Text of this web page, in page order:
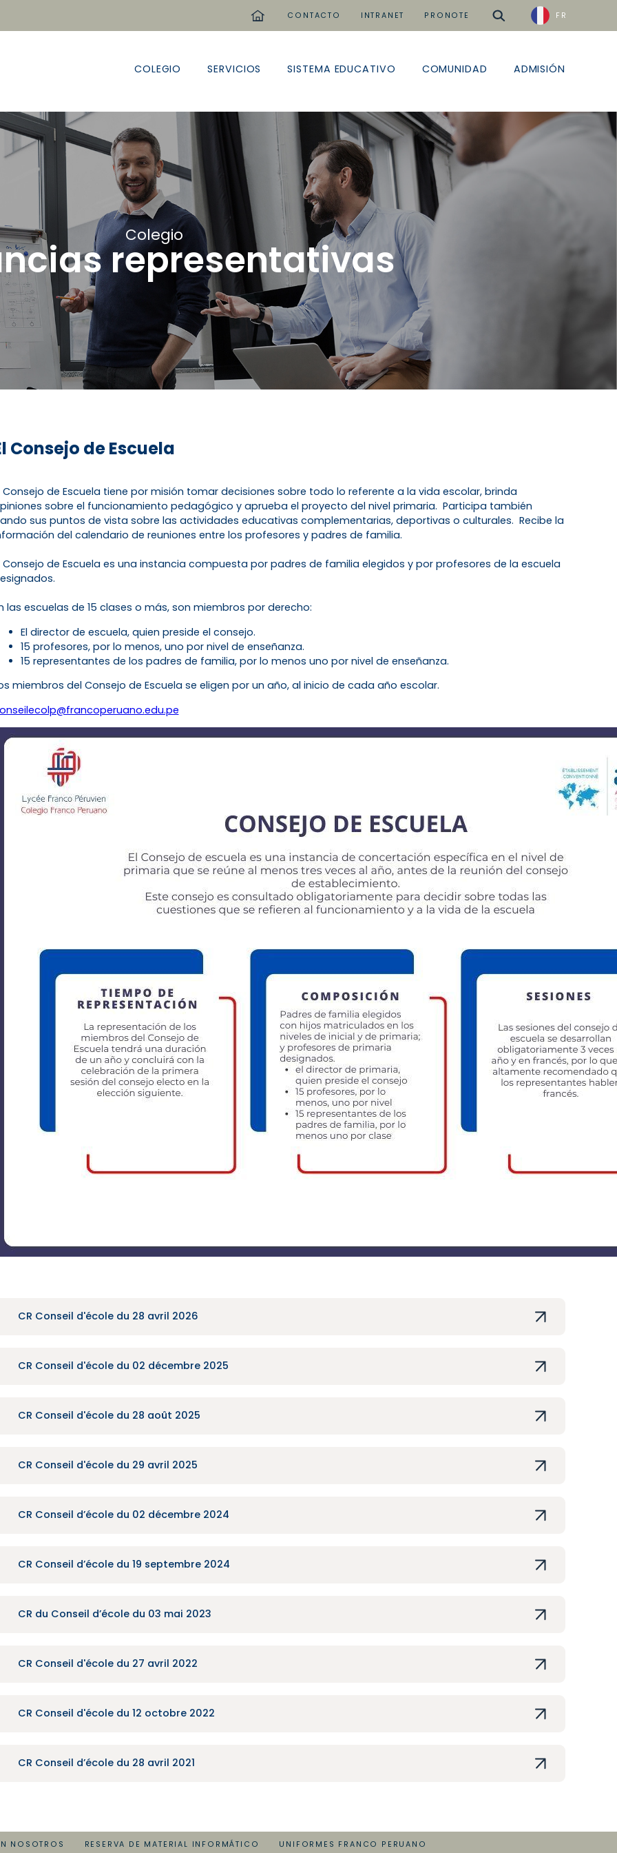
home CONTACTO INTRANET PRONOTE buscar
FR
COLEGIO SERVICIOS SISTEMA EDUCATIVO COMUNIDAD ADMISIÓN
Colegio
representativas
Consejo de Escuela
Consejo de Escuela tiene por misión tomar decisiones sobre todo lo referente a la vida escolar, brinda
sobre el funcionamiento pedagógico y aprueba el proyecto del nivel primaria. Participa también
sus puntos de vista sobre las actividades educativas complementarias, deportivas o culturales. Recibe la
del calendario de reuniones entre los profesores y padres de familia.
Consejo de Escuela es una instancia compuesta por padres de familia elegidos y por profesores de la escuela
las escuelas de 15 clases o más, son miembros por derecho:
El director de escuela, quien preside el consejo.
15 profesores, por lo menos, uno por nivel de enseñanza.
15 representantes de los padres de familia, por lo menos uno por nivel de enseñanza.
miembros del Consejo de Escuela se eligen por un año, al inicio de cada año escolar.
edu.pe
CR Conseil d'école du 28 avril 2026
CR Conseil d'école du 02 décembre 2025
CR Conseil d'école du 28 août 2025
CR Conseil d'école du 29 avril 2025
CR Conseil d’école du 02 décembre 2024
CR Conseil d’école du 19 septembre 2024
CR du Conseil d’école du 03 mai 2023
CR Conseil d'école du 27 avril 2022
CR Conseil d'école du 12 octobre 2022
CR Conseil d’école du 28 avril 2021
NOSOTROS RESERVA DE MATERIAL INFORMÁTICO UNIFORMES FRANCO PERUANO